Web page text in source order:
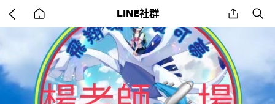
back
to
home
LINE社群 share